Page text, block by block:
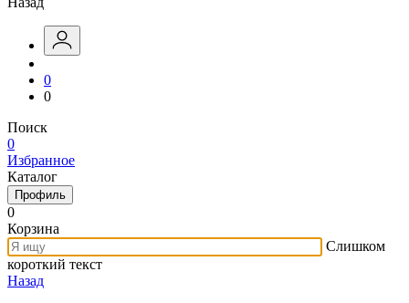
0
0
Поиск
0
Избранное
Каталог
Профиль
0
Корзина
Слишком
короткий текст
Назад